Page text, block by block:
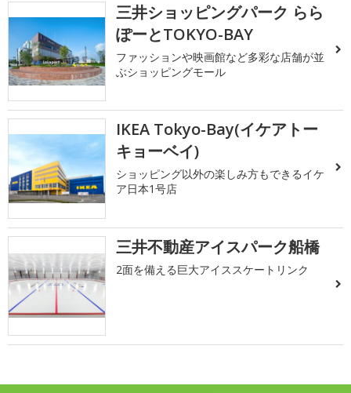
三井ショッピングパーク らら
ぽーとTOKYO-BAY
ファッションや映画館など多彩な店舗が並
ぶショッピングモール
IKEA Tokyo-Bay(イケアトー
キョーベイ)
ショッピング以外の楽しみ方もできるイケ
ア日本1号店
三井不動産アイスパーク船橋
2面を備える巨大アイススケートリンク